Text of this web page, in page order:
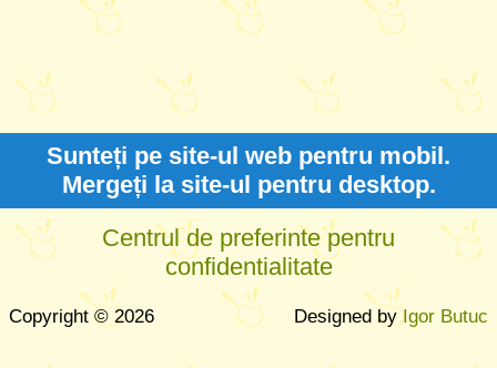
Sunteți pe site-ul web pentru mobil.
Mergeți la site-ul pentru desktop.
Centrul de preferinte pentru
confidentialitate
Copyright © 2026 Designed byIgor Butuc